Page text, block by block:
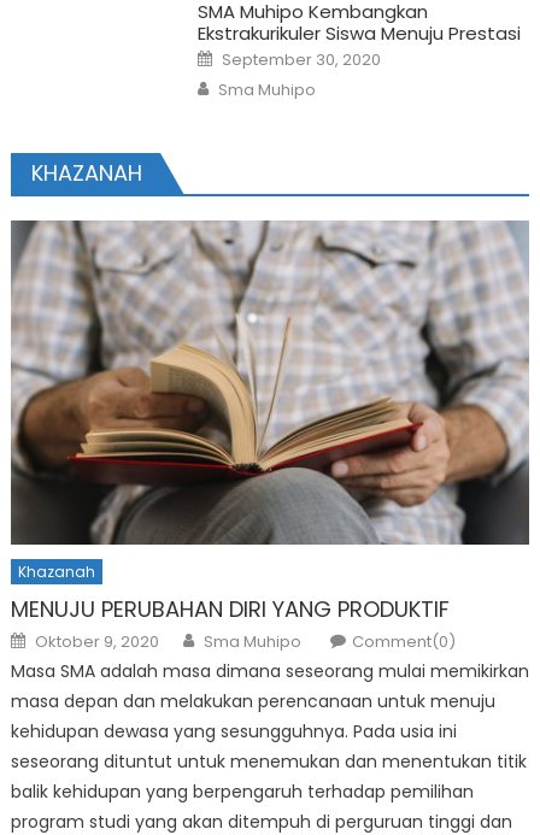
SMA Muhipo Kembangkan
Ekstrakurikuler Siswa Menuju Prestasi
Posted
on
September 30, 2020
Author
Sma Muhipo
KHAZANAH
Khazanah
MENUJU PERUBAHAN DIRI YANG PRODUKTIF
Posted
on
Oktober 9, 2020 Author
Sma Muhipo Comment(0)
Masa SMA adalah masa dimana seseorang mulai memikirkan
masa depan dan melakukan perencanaan untuk menuju
kehidupan dewasa yang sesungguhnya. Pada usia ini
seseorang dituntut untuk menemukan dan menentukan titik
balik kehidupan yang berpengaruh terhadap pemilihan
program studi yang akan ditempuh di perguruan tinggi dan